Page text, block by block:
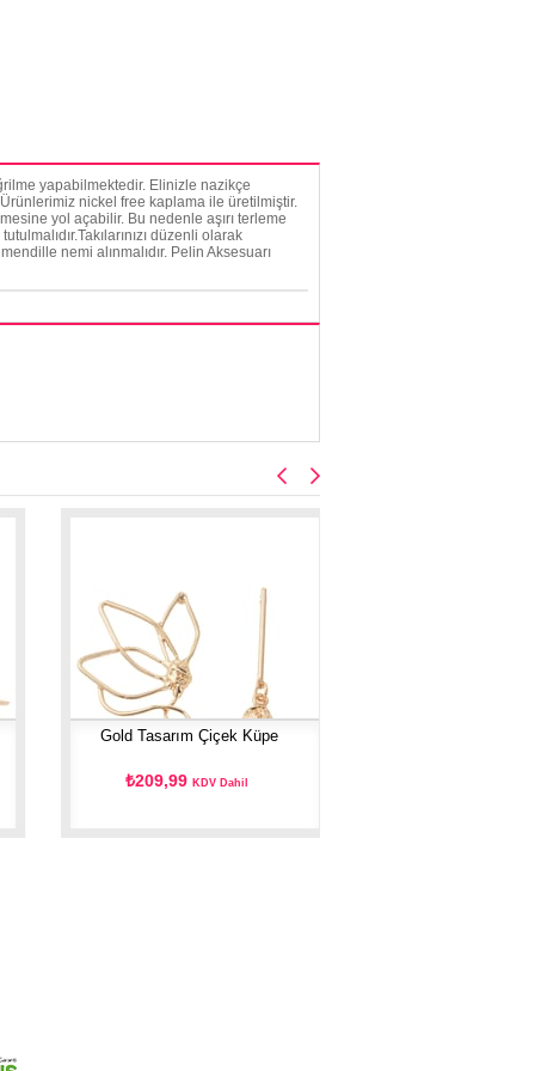
yapabilmektedir. Elinizle nazikçe
nickel free kaplama ile üretilmiştir.
yol açabilir. Bu nedenle aşırı terleme
düzenli olarak
nemi alınmalıdır. Pelin Aksesuarı
Gold Tasarım Çiçek Küpe
₺209,99KDV Dahil